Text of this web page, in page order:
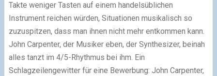
Takte weniger Tasten auf einem handelsüblichen
Instrument reichen würden, Situationen musikalisch so
zuzuspitzen, dass man ihnen nicht mehr entkommen kann.
John Carpenter, der Musiker eben, der Synthesizer, beinah
alles tanzt im 4/5-Rhythmus bei ihm. Ein
Schlagzeilengewitter für eine Bewerbung: John Carpenter,